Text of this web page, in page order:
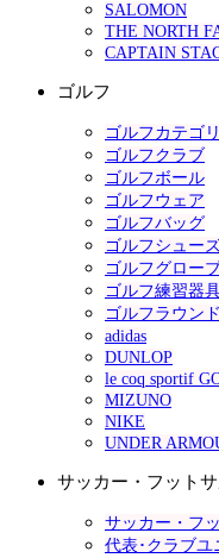
SALOMON
THE NORTH
CAPTAIN
ゴルフ
ゴルフカテゴ
ゴルフクラブ
ゴルフボール
ゴルフウェア
ゴルフバッグ
ゴルフシュー
ゴルフグローブ
ゴルフ練習器
ゴルフラウン
adidas
DUNLOP
le coq sportif
MIZUNO
NIKE
UNDER
サッカー・フット
サッカー・フ
代表･クラブユ